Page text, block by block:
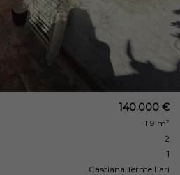
140.000 €
119 m²
2
1
Casciana Terme Lari